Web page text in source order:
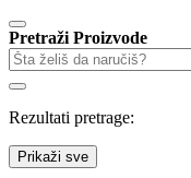
Pretraži Proizvode
Rezultati pretrage:
Prikaži sve